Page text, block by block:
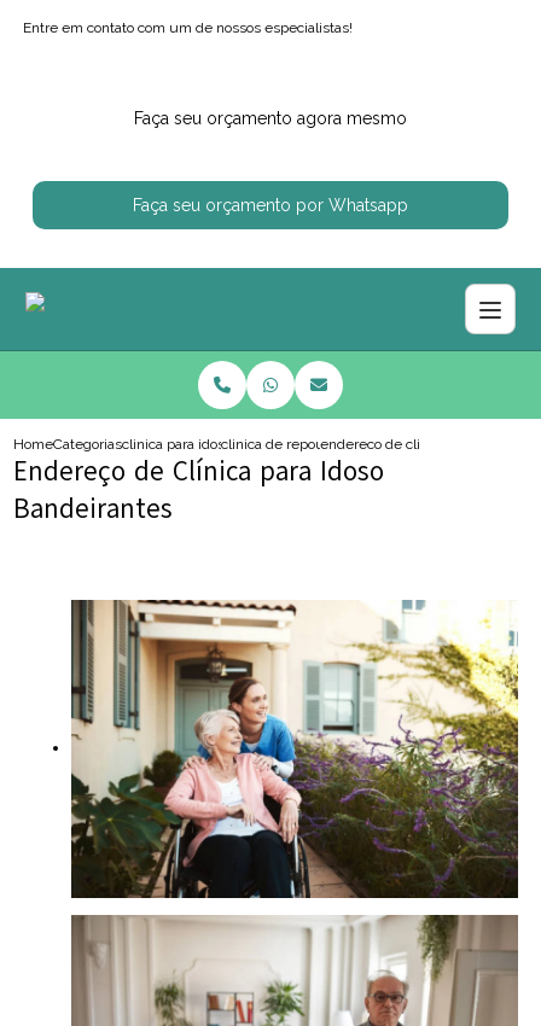
Entre em contato com um de nossos especialistas!
Faça seu orçamento agora mesmo
Faça seu orçamento por Whatsapp
HomeCategoriasclinica para idososclinica de repouso para idoso com enfermagem
endereco de clinica para idoso
Endereço de Clínica para Idoso
Bandeirantes